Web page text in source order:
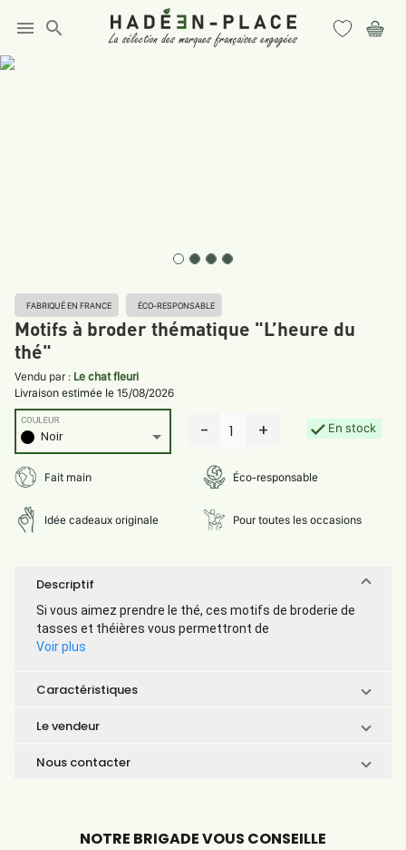
menu search
FABRIQUÉ EN FRANCE ÉCO-RESPONSABLE
Motifs à broder thématique "L’heure du
thé"
Vendu par : Le chat fleuri
Livraison estimée le 15/08/2026
Fait main Éco-responsable
Idée cadeaux originale Pour toutes les occasions
Noir
COULEUR - 1 + En stock
Descriptif
Si vous aimez prendre le thé, ces motifs de broderie de
tasses et théières vous permettront de
Voir plus
Caractéristiques
Le vendeur
Nous contacter
NOTRE BRIGADE VOUS CONSEILLE